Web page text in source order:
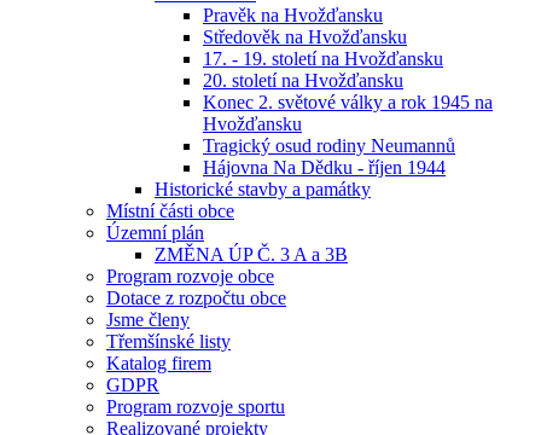
Pravěk na Hvožďansku
Středověk na Hvožďansku
17. - 19. století na Hvožďansku
20. století na Hvožďansku
Konec 2. světové války a rok 1945 na
Hvožďansku
Tragický osud rodiny Neumannů
Hájovna Na Dědku - říjen 1944
Historické stavby a památky
Místní části obce
Územní plán
ZMĚNA ÚP Č. 3 A a 3B
Program rozvoje obce
Dotace z rozpočtu obce
Jsme členy
Třemšínské listy
Katalog firem
GDPR
Program rozvoje sportu
Realizované projekty